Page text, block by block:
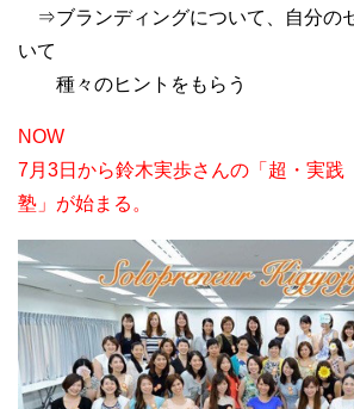
⇒ブランディングについて、自分の
いて
種々のヒントをもらう
NOW
7月3日から鈴木実歩さんの「超・実
塾」が始まる。